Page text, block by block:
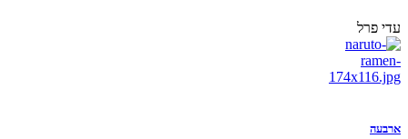
עדי פרל
ארבעה